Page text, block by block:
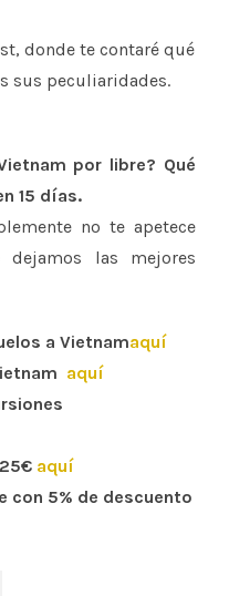
donde te contaré qué
sus peculiaridades.
por libre? Qué
15 días.
no te apetece
las mejores
a Vietnamaquí
aquí
aquí
con 5% de descuento